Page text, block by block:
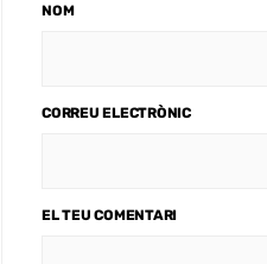
NOM
CORREU ELECTRÒNIC
EL TEU COMENTARI